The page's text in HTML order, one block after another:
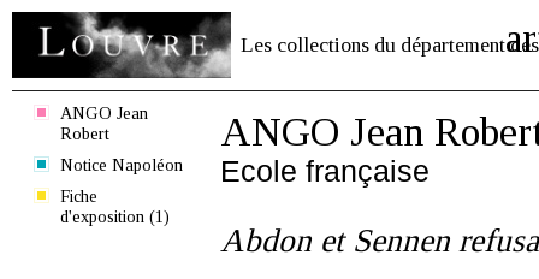
Les collections du département des
ANGO Jean
Robert
Notice Napoléon
Fiche
d'exposition (1)
ANGO Jean
Ecole française
Abdon et Sennen